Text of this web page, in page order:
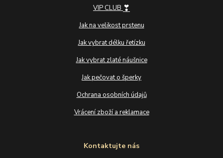
VIP CLUB ❣
Jak na velikost prstenu
Jak vybrat délku řetízku
Jak vybrat zlaté náušnice
Jak pečovat o šperky
Ochrana osobních údajů
Vrácení zboží a reklamace
Kontaktujte nás